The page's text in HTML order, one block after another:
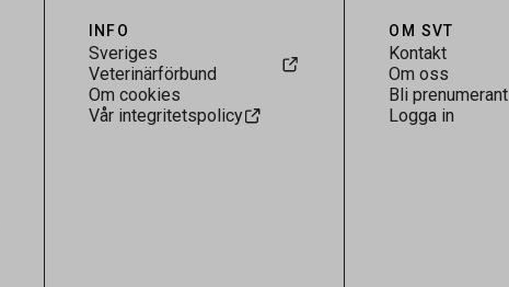
INFO
Sveriges
Veterinärförbund
Om cookies
Vår integritetspolicy
OM SVT
Kontakt
Om oss
Bli prenumerant
Logga in